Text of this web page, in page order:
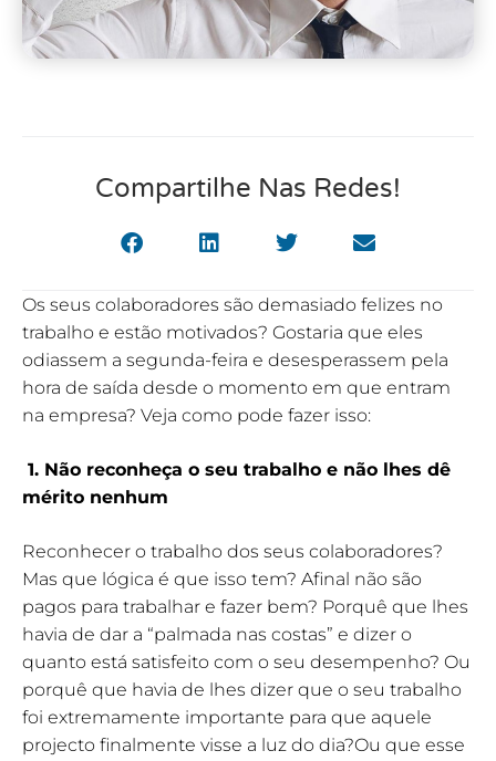
Compartilhe Nas Redes!
Os seus colaboradores são demasiado felizes no
trabalho e estão motivados? Gostaria que eles
odiassem a segunda-feira e desesperassem pela
hora de saída desde o momento em que entram
na empresa? Veja como pode fazer isso:
1. Não reconheça o seu trabalho e não lhes dê
mérito nenhum
Reconhecer o trabalho dos seus colaboradores?
Mas que lógica é que isso tem? Afinal não são
pagos para trabalhar e fazer bem? Porquê que lhes
havia de dar a “palmada nas costas” e dizer o
quanto está satisfeito com o seu desempenho? Ou
porquê que havia de lhes dizer que o seu trabalho
foi extremamente importante para que aquele
projecto finalmente visse a luz do dia?Ou que esse